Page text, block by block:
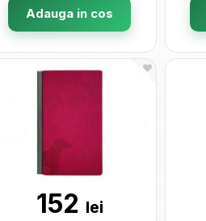
Adauga in cos
152 lei